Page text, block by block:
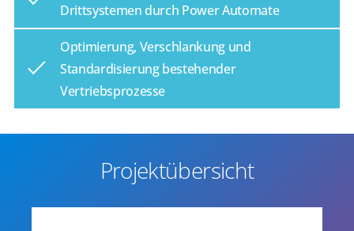
Drittsystemen durch Power Automate
Optimierung, Verschlankung und
Standardisierung bestehender
Vertriebsprozesse
Projektübersicht